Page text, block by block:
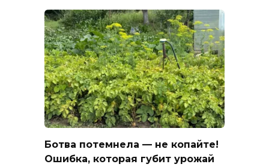
Ботва потемнела — не копайте!
Ошибка, которая губит урожай